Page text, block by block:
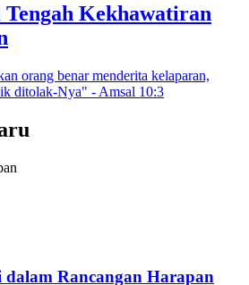
Tengah Kekhawatiran
orang benar menderita kelaparan,
ditolak-Nya" - Amsal 10:3
Rancangan Harapan